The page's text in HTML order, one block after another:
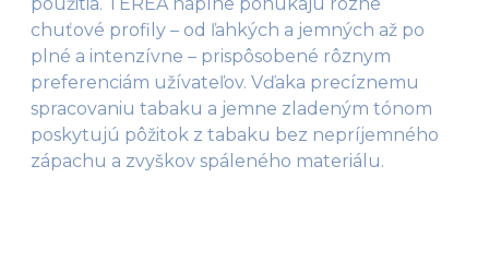
chuťové profily – od ľahkých a jemných až po
plné a intenzívne – prispôsobené rôznym
preferenciám užívateľov. Vďaka precíznemu
spracovaniu tabaku a jemne zladeným tónom
poskytujú pôžitok z tabaku bez nepríjemného
zápachu a zvyškov spáleného materiálu.